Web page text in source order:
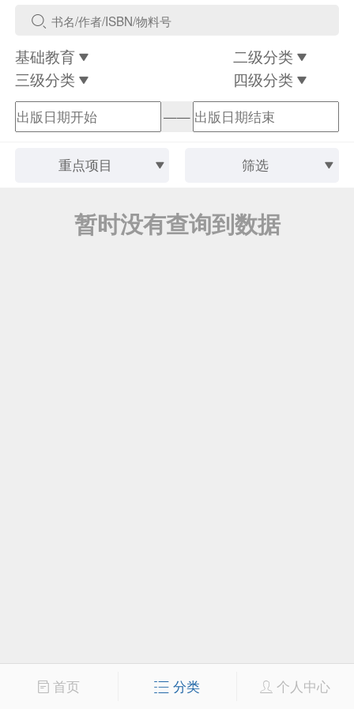
基础教育
二级分类
三级分类
四级分类
——
重点项目 筛选
暂时没有查询到数据
首页 分类 个人中心